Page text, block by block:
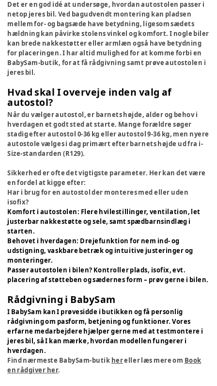
Det er en god idé at undersøge, hvordan autostolen passer i
netop jeres bil. Ved bagudvendt montering kan pladsen
mellem for- og bagsæde have betydning, ligesom sædets
hældning kan påvirke stolens vinkel og komfort. I nogle biler
kan brede nakkestøtter eller armlæn også have betydning
for placeringen. I har altid mulighed for at komme forbi en
BabySam-butik, for at få rådgivning samt prøve autostolen i
jeres bil.
Hvad skal I overveje inden valg af
autostol?
Når du vælger autostol, er barnets højde, alder og behov i
hverdagen et godt sted at starte. Mange forældre søger
stadig efter autostol 0-36 kg eller autostol 9-36 kg, men nyere
autostole vælges i dag primært efter barnets højde ud fra i-
Size-standarden (R129).
Sikkerhed er ofte det vigtigste parameter. Her kan det være
en fordel at kigge efter:
Har i brug for en autostol der monteres med eller uden
isofix?
Komfort i autostolen: Flere hvilestillinger, ventilation, let
justerbar nakkestøtte og sele, samt spædbarnsindlæg i
starten.
Behovet i hverdagen: Drejefunktion for nem ind- og
udstigning, vaskbare betræk og intuitive justeringer og
monteringer.
Passer autostolen i bilen? Kontroller plads, isofix, evt.
placering af støtteben og sædernes form – prøv gerne i bilen.
Rådgivning i BabySam
I BabySam kan I prøvesidde i butikken og få personlig
rådgivning om pasform, betjening og funktioner. Vores
erfarne medarbejdere hjælper gerne med at testmontere i
jeres bil, så I kan mærke, hvordan modellen fungerer i
hverdagen.
Find nærmeste BabySam-butik hereller læs mere om Book
en rådgiver her.